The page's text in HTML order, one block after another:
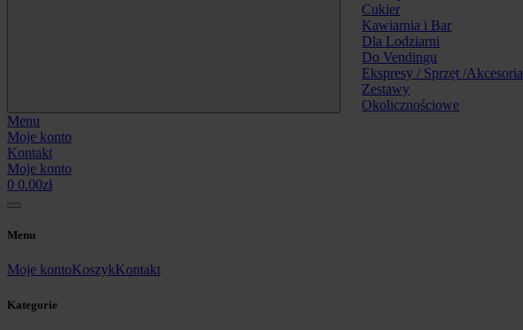
Cukier
Kawiarnia i Bar
Dla Lodziarni
Do Vendingu
Ekspresy / Sprzęt /Akcesoria
Zestawy
Okolicznościowe
Menu
Moje konto
Kontakt
Moje konto
0 0.00zł
Menu
Moje kontoKoszykKontakt
Kategorie